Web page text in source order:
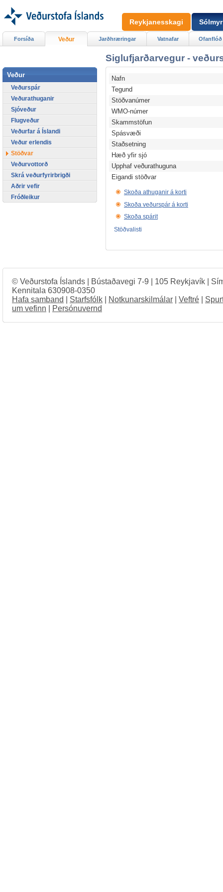
Siglufjarðarvegur -
Nafn
Tegund
Stöðvanúmer
WMO-númer
Skammstöfun
Spásvæði
Staðsetning
Hæð yfir sjó
Upphaf veðurathuguna
Eigandi stöðvar
Skoða athuganir á korti
Skoða veðurspár á korti
Skoða spárit
Stöðvalisti
Forsíða Veður Jarðhræringar Vatnafar Ofanflóð
Veður
Veðurspár
Veðurathuganir
Sjóveður
Flugveður
Veðurfar á Íslandi
Veður erlendis
Stöðvar
Veðurvottorð
Skrá veðurfyrirbrigði
Aðrir vefir
Fróðleikur
Reykjanesskagi
© Veðurstofa Íslands | Bústaðavegi 7-9 | 105 Reykjavík |
Kennitala 630908-0350
Hafa samband
Starfsfólk Notkunarskilmálar Veftré
um vefinn
Persónuvernd